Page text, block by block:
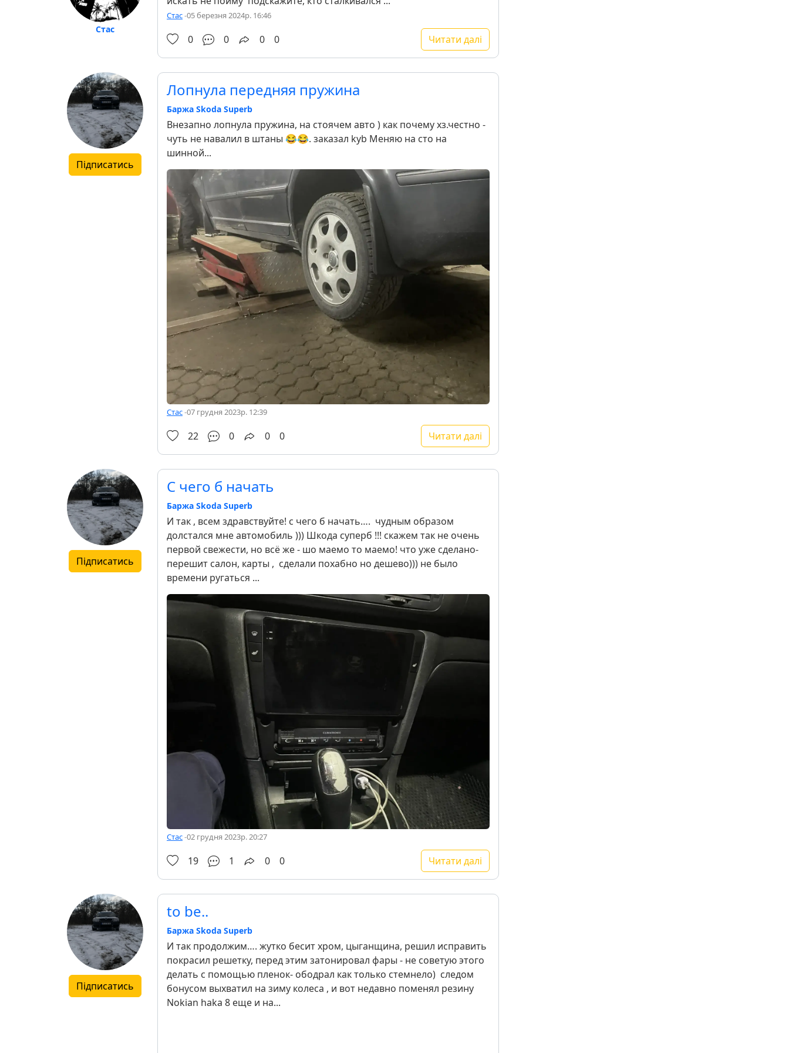
Стас
Стас-05 березня 2024р. 16:46
0 0 0 0 Читати далі
Підписатись
Лопнула передняя пружина
Баржа Skoda Superb
Внезапно лопнула пружина, на стоячем авто ) как почему хз.честно -
чуть не навалил в штаны 😂😂. заказал kyb Меняю на сто на
шинной...
Стас-07 грудня 2023р. 12:39
22 0 0 0 Читати далі
Підписатись
С чего б начать
Баржа Skoda Superb
И так , всем здравствуйте! с чего б начать…. чудным образом
долстался мне автомобиль ))) Шкода суперб !!! скажем так не очень
первой свежести, но всё же - шо маемо то маемо! что уже сделано-
перешит салон, карты , сделали похабно но дешево))) не было
времени ругаться ...
Стас-02 грудня 2023р. 20:27
19 1 0 0 Читати далі
Підписатись
to be..
Баржа Skoda Superb
И так продолжим…. жутко бесит хром, цыганщина, решил исправить
покрасил решетку, перед этим затонировал фары - не советую этого
делать с помощью пленок- ободрал как только стемнело) следом
бонусом выхватил на зиму колеса , и вот недавно поменял резину
Nokian haka 8 еще и на...